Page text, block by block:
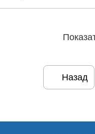
Назад